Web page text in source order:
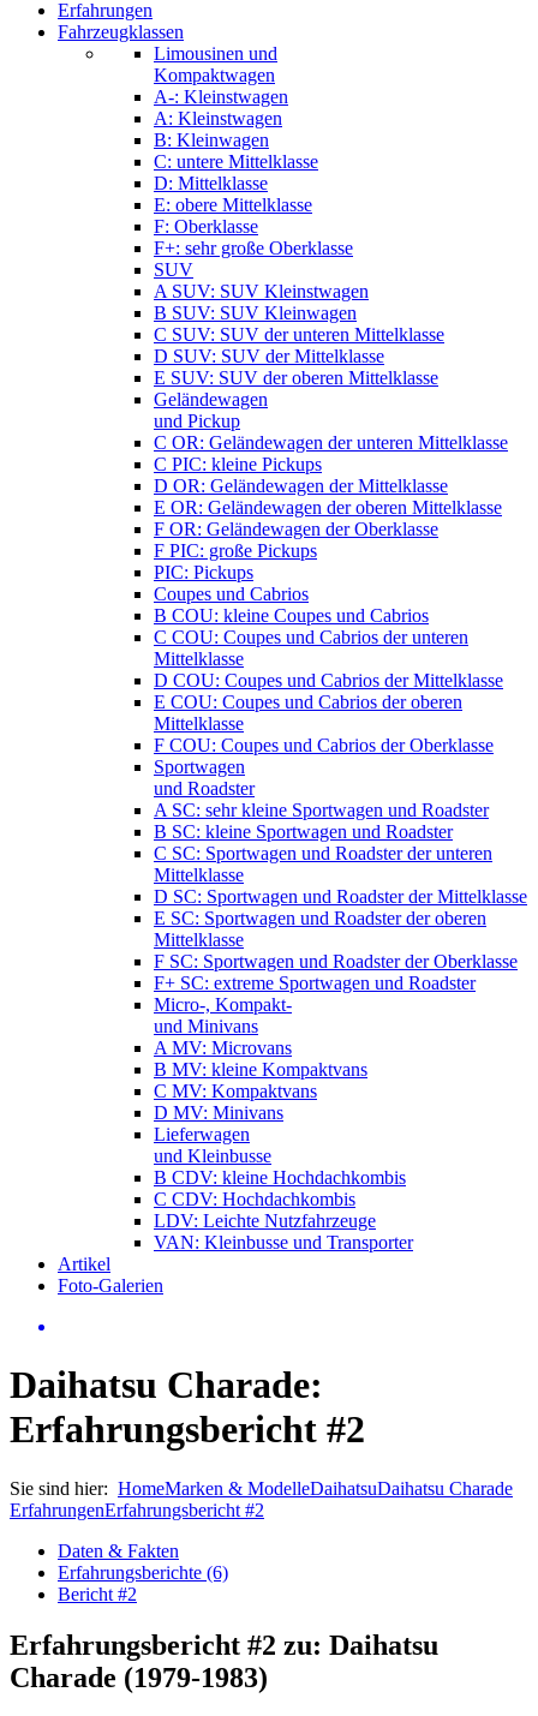
Erfahrungen
Fahrzeugklassen
Limousinen und
Kompaktwagen
A-: Kleinstwagen
A: Kleinstwagen
B: Kleinwagen
C: untere Mittelklasse
D: Mittelklasse
E: obere Mittelklasse
F: Oberklasse
F+: sehr große Oberklasse
SUV
A SUV: SUV Kleinstwagen
B SUV: SUV Kleinwagen
C SUV: SUV der unteren Mittelklasse
D SUV: SUV der Mittelklasse
E SUV: SUV der oberen Mittelklasse
Geländewagen
und Pickup
C OR: Geländewagen der unteren Mittelklasse
C PIC: kleine Pickups
D OR: Geländewagen der Mittelklasse
E OR: Geländewagen der oberen Mittelklasse
F OR: Geländewagen der Oberklasse
F PIC: große Pickups
PIC: Pickups
Coupes und Cabrios
B COU: kleine Coupes und Cabrios
C COU: Coupes und Cabrios der unteren
Mittelklasse
D COU: Coupes und Cabrios der Mittelklasse
E COU: Coupes und Cabrios der oberen
Mittelklasse
F COU: Coupes und Cabrios der Oberklasse
Sportwagen
und Roadster
A SC: sehr kleine Sportwagen und Roadster
B SC: kleine Sportwagen und Roadster
C SC: Sportwagen und Roadster der unteren
Mittelklasse
D SC: Sportwagen und Roadster der Mittelklasse
E SC: Sportwagen und Roadster der oberen
Mittelklasse
F SC: Sportwagen und Roadster der Oberklasse
F+ SC: extreme Sportwagen und Roadster
Micro-, Kompakt-
und Minivans
A MV: Microvans
B MV: kleine Kompaktvans
C MV: Kompaktvans
D MV: Minivans
Lieferwagen
und Kleinbusse
B CDV: kleine Hochdachkombis
C CDV: Hochdachkombis
LDV: Leichte Nutzfahrzeuge
VAN: Kleinbusse und Transporter
Artikel
Foto-Galerien
Daihatsu Charade:
Erfahrungsbericht #2
Sie sind hier: HomeMarken & ModelleDaihatsuDaihatsu Charade
ErfahrungenErfahrungsbericht #2
Daten & Fakten
Erfahrungsberichte (6)
Bericht #2
Erfahrungsbericht #2 zu: Daihatsu
Charade (1979-1983)